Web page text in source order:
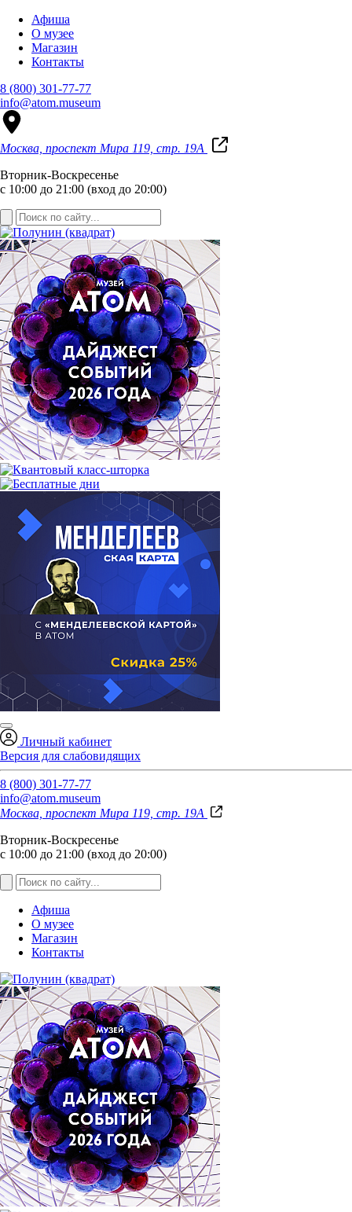
Афиша
О музее
Магазин
Контакты
8 (800) 301-77-77
info@atom.museum
Москва, проспект Мира 119, стр. 19А
Вторник-Воскресенье
с 10:00 до 21:00 (вход до 20:00)
Личный кабинет
Версия для слабовидящих
8 (800) 301-77-77
info@atom.museum
Москва, проспект Мира 119, стр. 19А
Вторник-Воскресенье
с 10:00 до 21:00 (вход до 20:00)
Афиша
О музее
Магазин
Контакты